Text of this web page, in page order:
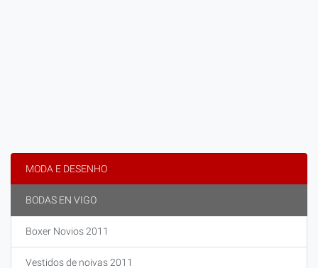
MODA E DESENHO
BODAS EN VIGO
Boxer Novios 2011
Vestidos de noivas 2011